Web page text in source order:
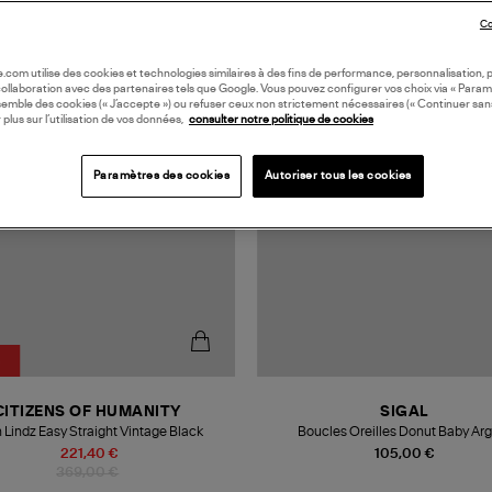
221,40 €
OF HUMANITY
Lindz Easy Straight Vintage Black
105,00 €
SIGAL
Boucles Oreilles Donut Baby
utilise des cookies et technologies similaires à des fins de performance, personnalisation,
avec des partenaires tels que Google. Vous pouvez configurer vos choix via «
des cookies (« J’accepte ») ou refuser ceux non strictement nécessaires (« Continuer
plus sur l’utilisation de vos données, consulter notre politique de cookies
Paramètres des cookies Autoriser tous les cookies